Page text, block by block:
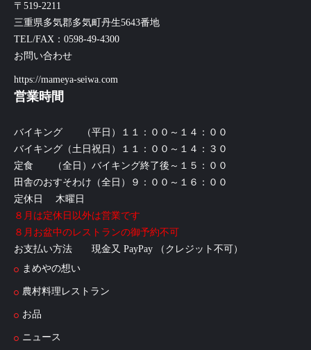
〒519-2211
三重県多気郡多気町丹生5643番地
TEL/FAX：0598-49-4300
お問い合わせ
https://mameya-seiwa.com
営業時間
バイキング （平日）１１：００～１４：００
バイキング（土日祝日）１１：００～１４：３０
定食 （全日）バイキング終了後～１５：００
田舎のおすそわけ（全日）９：００～１６：００
定休日 木曜日
８月は定休日以外は営業です
８月お盆中のレストランの御予約不可
お支払い方法 現金又 PayPay （クレジット不可）
まめやの想い
農村料理レストラン
お品
ニュース